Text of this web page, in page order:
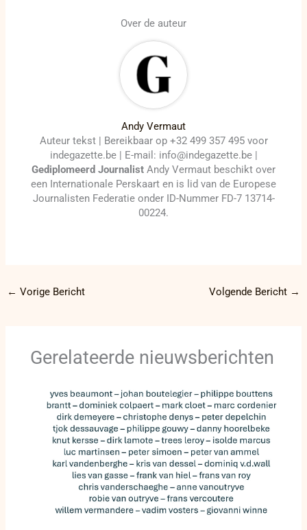
Over de auteur
Andy Vermaut
Auteur tekst | Bereikbaar op +32 499 357 495 voor
indegazette.be | E-mail: info@indegazette.be |
Gediplomeerd Journalist Andy Vermaut beschikt over
een Internationale Perskaart en is lid van de Europese
Journalisten Federatie onder ID-Nummer FD-7 13714-
00224.
← Vorige Bericht Volgende Bericht →
Gerelateerde nieuwsberichten